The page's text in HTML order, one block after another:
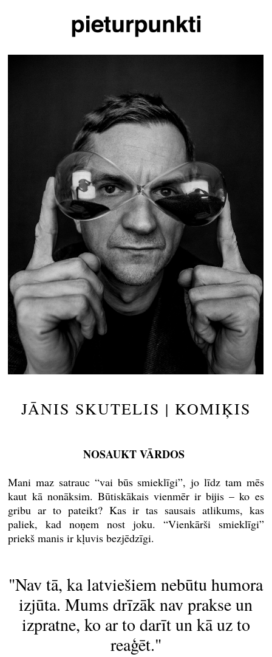
JĀNIS SKUTELIS | KOMIĶIS
NOSAUKT VĀRDOS
Mani maz satrauc “vai būs smieklīgi”, jo līdz tam mēs
kaut kā nonāksim. Būtiskākais vienmēr ir bijis – ko es
gribu ar to pateikt? Kas ir tas sausais atlikums, kas
paliek, kad noņem nost joku. “Vienkārši smieklīgi”
priekš manis ir kļuvis bezjēdzīgi.
"Nav tā, ka latviešiem nebūtu humora
izjūta. Mums drīzāk nav prakse un
izpratne, ko ar to darīt un kā uz to
reaģēt."